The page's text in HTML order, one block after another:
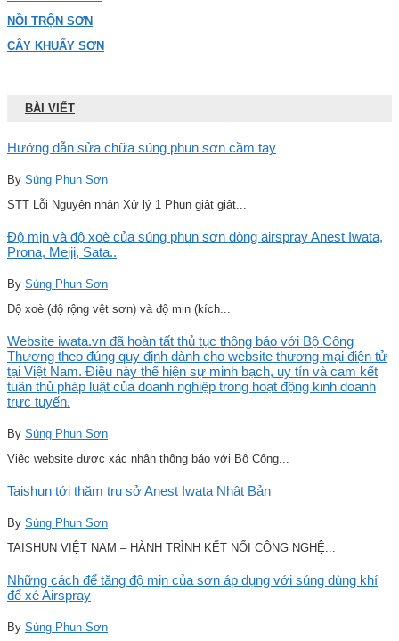
NỒI TRỘN SƠN
CÂY KHUẤY SƠN
BÀI VIẾT
Hướng dẫn sửa chữa súng phun sơn cầm tay
By Súng Phun Sơn
STT Lỗi Nguyên nhân Xử lý 1 Phun giật giật...
Độ mịn và độ xoè của súng phun sơn dòng airspray Anest Iwata,
Prona, Meiji, Sata..
By Súng Phun Sơn
Độ xoè (độ rộng vệt sơn) và độ mịn (kích...
Website iwata.vn đã hoàn tất thủ tục thông báo với Bộ Công
Thương theo đúng quy định dành cho website thương mại điện tử
tại Việt Nam. Điều này thể hiện sự minh bạch, uy tín và cam kết
tuân thủ pháp luật của doanh nghiệp trong hoạt động kinh doanh
trực tuyến.
By Súng Phun Sơn
Việc website được xác nhận thông báo với Bộ Công...
Taishun tới thăm trụ sở Anest Iwata Nhật Bản
By Súng Phun Sơn
TAISHUN VIỆT NAM – HÀNH TRÌNH KẾT NỐI CÔNG NGHỆ...
Những cách để tăng độ mịn của sơn áp dụng với súng dùng khí
để xé Airspray
By Súng Phun Sơn